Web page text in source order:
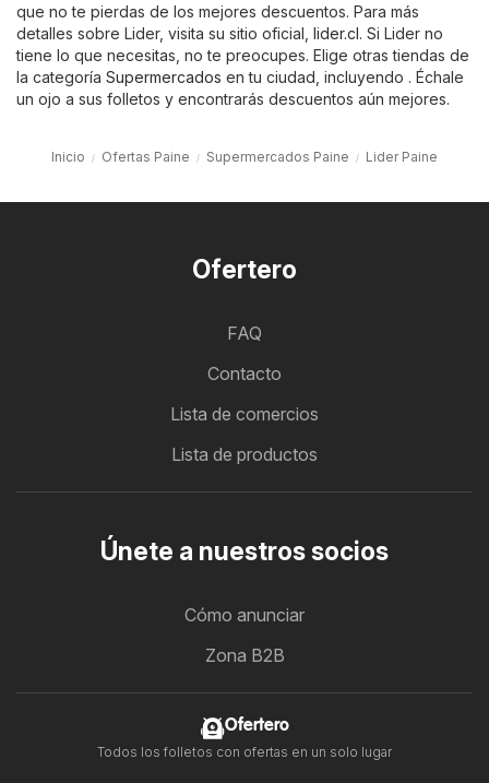
que no te pierdas de los mejores descuentos. Para más
detalles sobre Lider, visita su sitio oficial, lider.cl. Si Lider no
tiene lo que necesitas, no te preocupes. Elige otras tiendas de
la categoría Supermercados en tu ciudad, incluyendo . Échale
un ojo a sus folletos y encontrarás descuentos aún mejores.
Inicio Ofertas Paine Supermercados Paine Lider Paine
Ofertero
FAQ
Contacto
Lista de comercios
Lista de productos
Únete a nuestros socios
Cómo anunciar
Zona B2B
Ofertero
Todos los folletos con ofertas en un solo lugar